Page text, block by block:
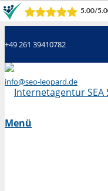
+49 261 39410782
info@seo-leopard.de
Menü